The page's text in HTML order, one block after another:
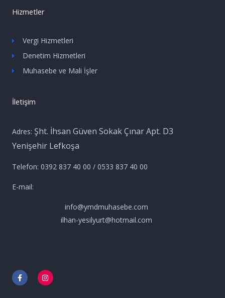
Hizmetler
Vergi Hizmetleri
Denetim Hizmetleri
Muhasebe ve Mali İşler
İletişim
Adres: Şht. İhsan Güven Sokak Çınar Apt. D3
Yenişehir Lefkoşa
Telefon: 0392 837 40 00 / 0533 837 40 00
E-mail:
info@ymdmuhasebe.com
ilhan-yesilyurt@hotmail.com
F
a
c
I
n
s